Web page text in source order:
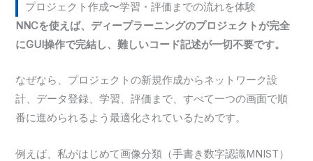
プロジェクト作成〜学習・評価までの流れを体験
NNCを使えば、ディープラーニングのプロジェクトが完全
にGUI操作で完結し、難しいコード記述が一切不要です。
なぜなら、プロジェクトの新規作成からネットワーク設
計、データ登録、学習、評価まで、すべて一つの画面で順
番に進められるよう最適化されているためです。
例えば、私がはじめて画像分類（手書き数字認識MNIST）